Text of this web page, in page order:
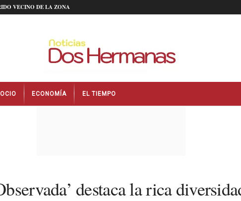
VECINO DE LA ZONA
OCIO ECONOMÍA EL TIEMPO
destaca la rica